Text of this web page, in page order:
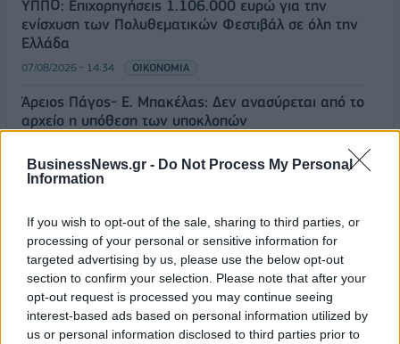
BusinessNews.gr - Do Not Process My Personal
Information
If you wish to opt-out of the sale, sharing to third parties, or
processing of your personal or sensitive information for
targeted advertising by us, please use the below opt-out
section to confirm your selection. Please note that after your
opt-out request is processed you may continue seeing
interest-based ads based on personal information utilized by
us or personal information disclosed to third parties prior to
ΥΠΠΟ: Επιχορηγήσεις 1.106.000 ευρώ για την
ενίσχυση των Πολυθεματικών Φεστιβάλ σε όλη την
Ελλάδα
07/08/2026 - 14:34 ΟΙΚΟΝΟΜΙΑ
Άρειος Πάγος- Ε. Μπακέλας: Δεν ανασύρεται από το
αρχείο η υπόθεση των υποκλοπών
Σαουδική Αραβία, Τουρκία και Πακιστάν
07/08/2026 - 13:47 ΚΟΣΜΟΣ